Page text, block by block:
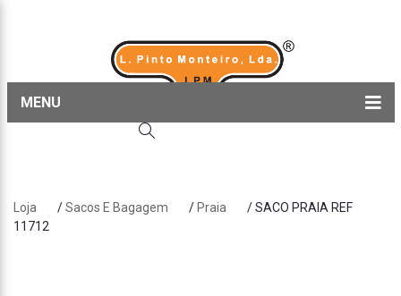
MENU
Sobre nós
Loja /Sacos E Bagagem / Praia
/ SACO PRAIA REF
11712